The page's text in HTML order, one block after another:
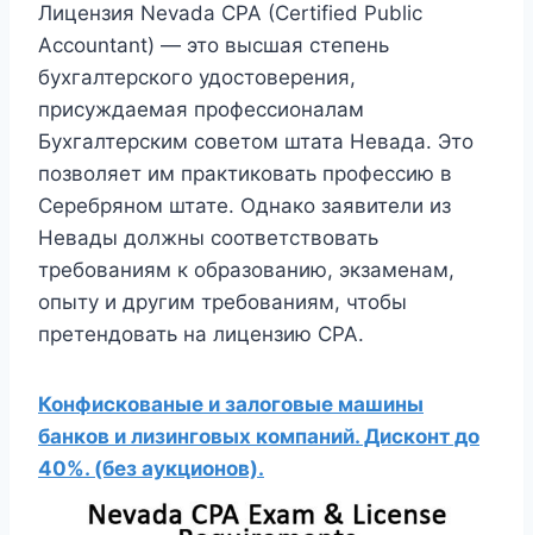
Лицензия Nevada CPA (Certified Public
Accountant) — это высшая степень
бухгалтерского удостоверения,
присуждаемая профессионалам
Бухгалтерским советом штата Невада. Это
позволяет им практиковать профессию в
Серебряном штате. Однако заявители из
Невады должны соответствовать
требованиям к образованию, экзаменам,
опыту и другим требованиям, чтобы
претендовать на лицензию CPA.
Конфискованые и залоговые машины
банков и лизинговых компаний. Дисконт до
40%. (без аукционов).